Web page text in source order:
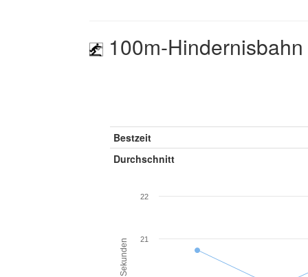
100m-
Bestzeit
Durchschnitt
Sekunden 21
22